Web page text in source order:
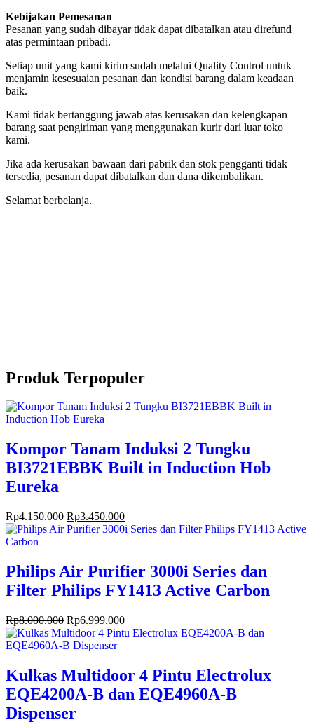
Kebijakan Pemesanan
Pesanan yang sudah dibayar tidak dapat dibatalkan atau direfund
atas permintaan pribadi.
Setiap unit yang kami kirim sudah melalui Quality Control untuk
menjamin kesesuaian pesanan dan kondisi barang dalam keadaan
baik.
Kami tidak bertanggung jawab atas kerusakan dan kelengkapan
barang saat pengiriman yang menggunakan kurir dari luar toko
kami.
Jika ada kerusakan bawaan dari pabrik dan stok pengganti tidak
tersedia, pesanan dapat dibatalkan dan dana dikembalikan.
Selamat berbelanja.
Produk Terpopuler
Kompor Tanam Induksi 2 Tungku
BI3721EBBK Built in Induction Hob
Eureka
Rp4.150.000 Rp3.450.000
Philips Air Purifier 3000i Series dan
Filter Philips FY1413 Active Carbon
Rp8.000.000 Rp6.999.000
Kulkas Multidoor 4 Pintu Electrolux
EQE4200A-B dan EQE4960A-B
Dispenser